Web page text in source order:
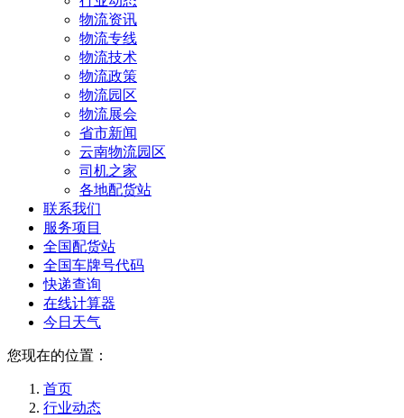
物流资讯
物流专线
物流技术
物流政策
物流园区
物流展会
省市新闻
云南物流园区
司机之家
各地配货站
联系我们
服务项目
全国配货站
全国车牌号代码
快递查询
在线计算器
今日天气
您现在的位置：
首页
行业动态